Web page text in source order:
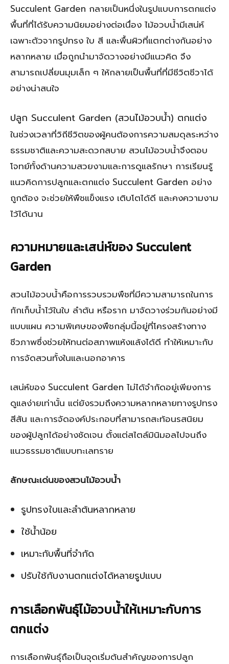
Succulent Garden กลายเป็นหนึ่งในรูปแบบการตกแต่ง
พื้นที่ที่ได้รับความนิยมอย่างต่อเนื่อง ไม้อวบน้ำมีเสน่ห์
เฉพาะตัวจากรูปทรง ใบ สี และพื้นผิวที่แตกต่างกันอย่าง
หลากหลาย เมื่อถูกนำมาจัดวางอย่างมีแนวคิด จึง
สามารถเปลี่ยนมุมเล็ก ๆ ให้กลายเป็นพื้นที่ที่มีชีวิตชีวาได้
อย่างน่าสนใจ
ปลูก Succulent Garden (สวนไม้อวบน้ำ) ตกแต่ง
ในช่วงเวลาที่วิถีชีวิตของผู้คนต้องการความสมดุลระหว่าง
ธรรมชาติและความสะดวกสบาย สวนไม้อวบน้ำจึงตอบ
โจทย์ทั้งด้านความสวยงามและการดูแลรักษา การเรียนรู้
แนวคิดการปลูกและตกแต่ง Succulent Garden อย่าง
ถูกต้อง จะช่วยให้พืชแข็งแรง เติบโตได้ดี และคงความงาม
ไว้ได้นาน
ความหมายและเสน่ห์ของ Succulent
Garden
สวนไม้อวบน้ำคือการรวบรวมพืชที่มีความสามารถในการ
กักเก็บน้ำไว้ในใบ ลำต้น หรือราก มาจัดวางร่วมกันอย่างมี
แบบแผน ความพิเศษของพืชกลุ่มนี้อยู่ที่โครงสร้างทาง
ชีวภาพซึ่งช่วยให้ทนต่อสภาพแห้งแล้งได้ดี ทำให้เหมาะกับ
การจัดสวนทั้งในและนอกอาคาร
เสน่ห์ของ Succulent Garden ไม่ได้จำกัดอยู่เพียงการ
ดูแลง่ายเท่านั้น แต่ยังรวมถึงความหลากหลายทางรูปทรง
สีสัน และการจัดองค์ประกอบที่สามารถสะท้อนรสนิยม
ของผู้ปลูกได้อย่างชัดเจน ตั้งแต่สไตล์มินิมอลไปจนถึง
แนวธรรมชาติแบบทะเลทราย
ลักษณะเด่นของสวนไม้อวบน้ำ
รูปทรงใบและลำต้นหลากหลาย
ใช้น้ำน้อย
เหมาะกับพื้นที่จำกัด
ปรับใช้กับงานตกแต่งได้หลายรูปแบบ
การเลือกพันธุ์ไม้อวบน้ำให้เหมาะกับการ
ตกแต่ง
การเลือกพันธุ์ถือเป็นจุดเริ่มต้นสำคัญของการปลูก